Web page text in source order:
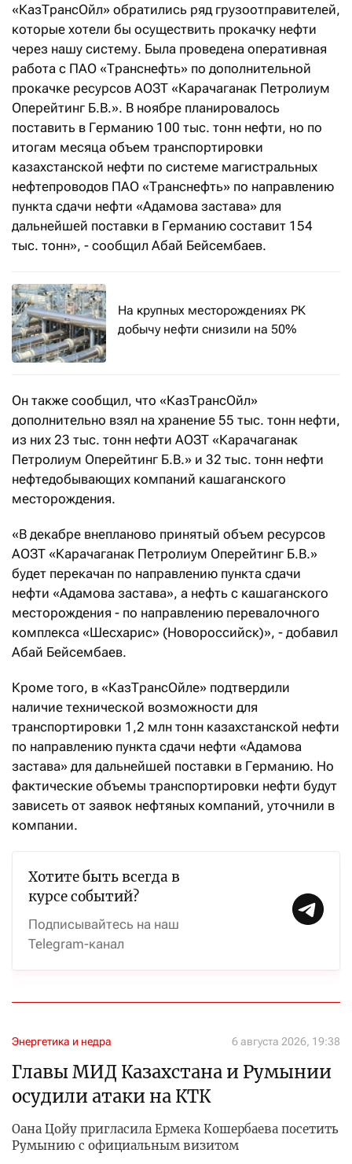
«КазТрансОйл» обратились ряд грузоотправителей,
которые хотели бы осуществить прокачку нефти
через нашу систему. Была проведена оперативная
работа с ПАО «Транснефть» по дополнительной
прокачке ресурсов АОЗТ «Карачаганак Петролиум
Оперейтинг Б.В.». В ноябре планировалось
поставить в Германию 100 тыс. тонн нефти, но по
итогам месяца объем транспортировки
казахстанской нефти по системе магистральных
нефтепроводов ПАО «Транснефть» по направлению
пункта сдачи нефти «Адамова застава» для
дальнейшей поставки в Германию составит 154
тыс. тонн», - сообщил Абай Бейсембаев.
На крупных месторождениях РК
добычу нефти снизили на 50%
Он также сообщил, что «КазТрансОйл»
дополнительно взял на хранение 55 тыс. тонн нефти,
из них 23 тыс. тонн нефти АОЗТ «Карачаганак
Петролиум Оперейтинг Б.В.» и 32 тыс. тонн нефти
нефтедобывающих компаний кашаганского
месторождения.
«В декабре внепланово принятый объем ресурсов
АОЗТ «Карачаганак Петролиум Оперейтинг Б.В.»
будет перекачан по направлению пункта сдачи
нефти «Адамова застава», а нефть с кашаганского
месторождения - по направлению перевалочного
комплекса «Шесхарис» (Новороссийск)», - добавил
Абай Бейсембаев.
Кроме того, в «КазТрансОйле» подтвердили
наличие технической возможности для
транспортировки 1,2 млн тонн казахстанской нефти
по направлению пункта сдачи нефти «Адамова
застава» для дальнейшей поставки в Германию. Но
фактические объемы транспортировки нефти будут
зависеть от заявок нефтяных компаний, уточнили в
компании.
Хотите быть всегда в
курсе событий?
Подписывайтесь на наш
Telegram-канал
Энергетика и недра 6 августа 2026, 19:38
Главы МИД Казахстана и Румынии
осудили атаки на КТК
Оана Цойу пригласила Ермека Кошербаева посетить
Румынию с официальным визитом